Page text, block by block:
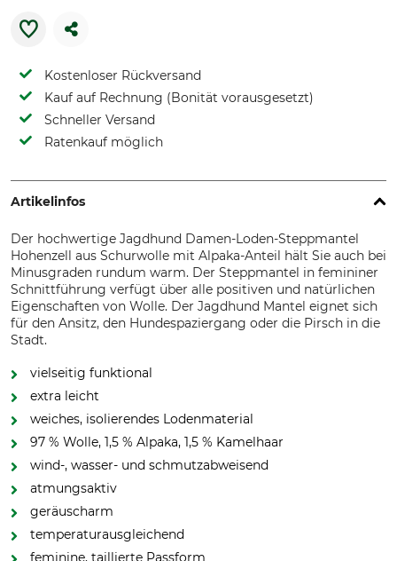
Kostenloser Rückversand
Kauf auf Rechnung (Bonität vorausgesetzt)
Schneller Versand
Ratenkauf möglich
Artikelinfos
Der hochwertige Jagdhund Damen-Loden-Steppmantel
Hohenzell aus Schurwolle mit Alpaka-Anteil hält Sie auch bei
Minusgraden rundum warm. Der Steppmantel in femininer
Schnittführung verfügt über alle positiven und natürlichen
Eigenschaften von Wolle. Der Jagdhund Mantel eignet sich
für den Ansitz, den Hundespaziergang oder die Pirsch in die
Stadt.
vielseitig funktional
extra leicht
weiches, isolierendes Lodenmaterial
97 % Wolle, 1,5 % Alpaka, 1,5 % Kamelhaar
wind-, wasser- und schmutzabweisend
atmungsaktiv
geräuscharm
temperaturausgleichend
feminine, taillierte Passform